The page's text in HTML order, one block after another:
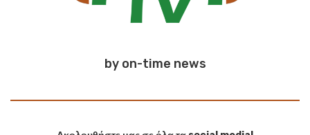
by on-time news